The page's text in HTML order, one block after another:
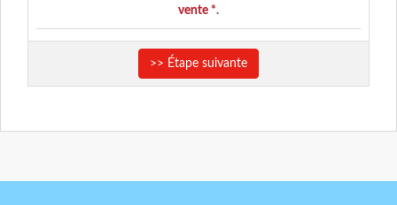
vente *.
>> Étape suivante